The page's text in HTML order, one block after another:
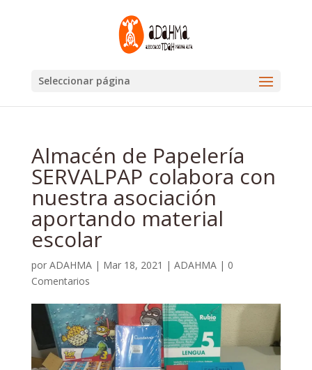
Seleccionar página
Almacén de Papelería
SERVALPAP colabora con
nuestra asociación
aportando material
escolar
por ADAHMA| Mar 18, 2021 | ADAHMA| 0
Comentarios